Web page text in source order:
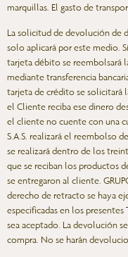
marquillas. El gasto de
La solicitud de devolución de
solo aplicará por este medio.
tarjeta débito se reembolsará
mediante transferencia
tarjeta de crédito se solicitará
el Cliente reciba ese dinero
el cliente no cuente con una
S.A.S. realizará el reembolso
se realizará dentro de los
que se reciban los productos
se entregaron al cliente.
derecho de retracto se haya
especificadas en los
sea aceptado. La devolución
compra. No se harán